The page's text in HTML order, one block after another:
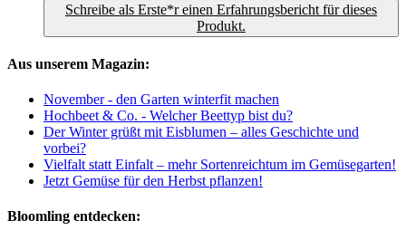
Schreibe als Erste*r einen Erfahrungsbericht für dieses
Produkt.
Aus unserem Magazin:
November - den Garten winterfit machen
Hochbeet & Co. - Welcher Beettyp bist du?
Der Winter grüßt mit Eisblumen – alles Geschichte und
vorbei?
Vielfalt statt Einfalt – mehr Sortenreichtum im Gemüsegarten!
Jetzt Gemüse für den Herbst pflanzen!
Bloomling entdecken: